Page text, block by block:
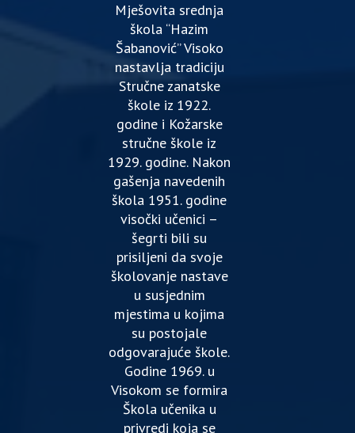
Mješovita srednja
škola “Hazim
Šabanović” Visoko
nastavlja tradiciju
Stručne zanatske
škole iz 1922.
godine i Kožarske
stručne škole iz
1929. godine. Nakon
gašenja navedenih
škola 1951. godine
visočki učenici –
šegrti bili su
prisiljeni da svoje
školovanje nastave
u susjednim
mjestima u kojima
su postojale
odgovarajuće škole.
Godine 1969. u
Visokom se formira
Škola učenika u
privredi koja se